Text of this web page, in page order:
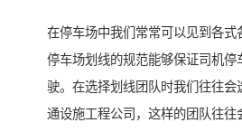
在停车场中我们常常可以见到各式
停车场划线的规范能够保证司机停
驶。在选择划线团队时我们往往会
通设施工程公司，这样的团队往往